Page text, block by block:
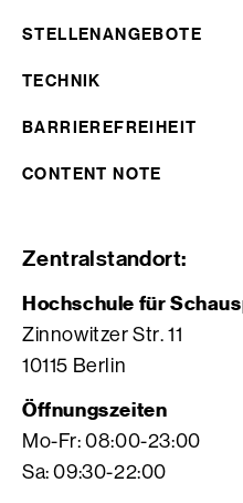
STELLENANGEBOTE
TECHNIK
BARRIEREFREIHEIT
CONTENT NOTE
Zentralstandort:
Hochschule für
Zinnowitzer Str. 11
10115 Berlin
Öffnungszeiten
Mo-Fr: 08:00-23:00
Sa: 09:30-22:00